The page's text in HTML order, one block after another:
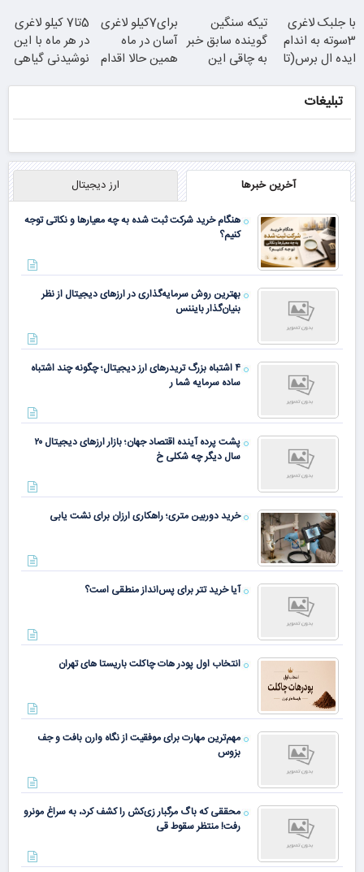
جوان شو
با جلبک لاغری
3سوته به اندام
ایده ال برس(تا
ویژه)
تیکه سنگین
گوینده سابق خبر
به چاقی این
برای7کیلو لاغری
آسان در ماه
همین حالا اقدام
5تا7 کیلو لاغری
در هر ماه با این
نوشیدنی گیاهی
سفارش با نصف
قیمت
تبلیغات
آخرین خبرها ارز دیجیتال
هنگام خرید شرکت ثبت شده به چه معیارها و نکاتی توجه
کنیم؟
بهترین روش سرمایه‌گذاری در ارزهای دیجیتال از نظر
بنیان‌گذار بایننس
۴ اشتباه بزرگ تریدرهای ارز دیجیتال؛ چگونه چند اشتباه
ساده سرمایه شما ر
پشت پرده آینده اقتصاد جهان؛ بازار ارزهای دیجیتال ۲۰
سال دیگر چه شکلی خ
خرید دوربین متری؛ راهکاری ارزان برای نشت یابی
آیا خرید تتر برای پس‌انداز منطقی است؟
انتخاب اول پودر هات چاکلت باریستا های تهران
مهم‌ترین مهارت برای موفقیت از نگاه وارن بافت و جف
بزوس
محققی که باگ مرگبار زی‌کش را کشف کرد، به سراغ مونرو
رفت! منتظر سقوط قی